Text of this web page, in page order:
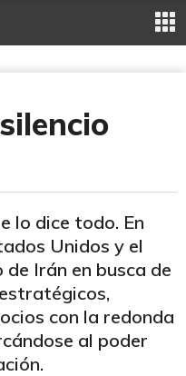
lo dice todo. En
Unidos y el
Irán en busca de
con la redonda
al poder